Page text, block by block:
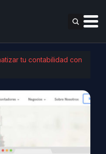
tu contabilidad con